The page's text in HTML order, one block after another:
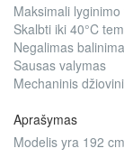
Maksimali
Skalbti iki 40°C
Negalimas
Sausas valymas
Mechaninis
Aprašymas
Modelis yra 192